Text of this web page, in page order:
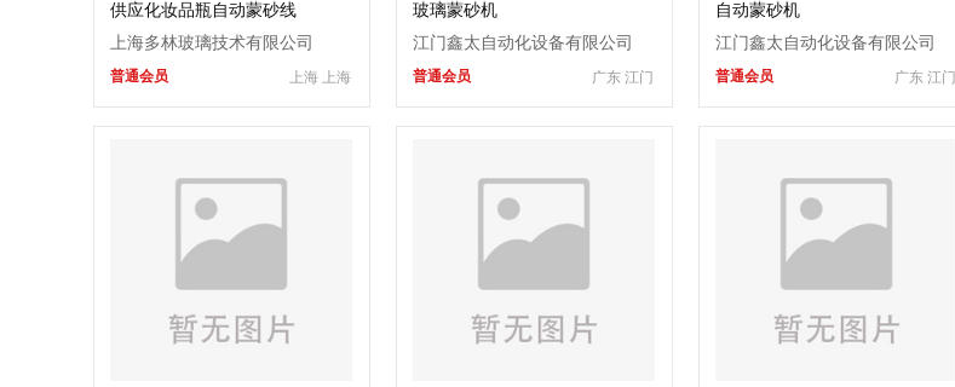
供应化妆品瓶自动蒙砂线
上海多林玻璃技术有限公司
上海 上海
普通会员
玻璃蒙砂机
江门鑫太自动化设备有限公司
广东 江门
普通会员
自动蒙砂机
江门鑫太自动化设备有限公司
广东 江门
普通会员